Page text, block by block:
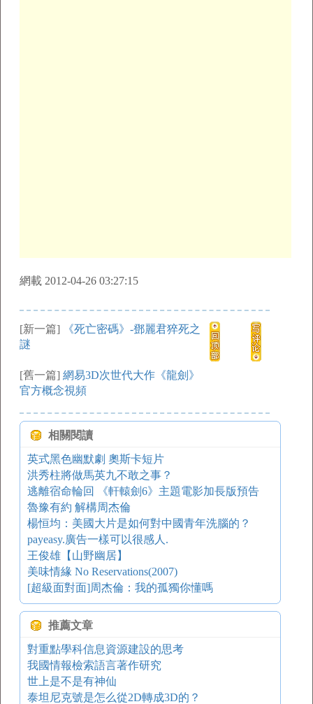
網載 2012-04-26 03:27:15
[新一篇]
《死亡密碼》-鄧麗君猝死之
謎
[舊一篇] 網易3D次世代大作《龍劍》
官方概念視頻
相關閱讀
英式黑色幽默劇 奧斯卡短片
洪秀柱將做馬英九不敢之事？
逃離宿命輪回 《軒轅劍6》主題電影加長版預告
魯豫有約 解構周杰倫
楊恒均：美國大片是如何對中國青年洗腦的？
payeasy.廣告一樣可以很感人.
王俊雄【山野幽居】
美味情緣 No Reservations(2007)
[超級面對面]周杰倫：我的孤獨你懂嗎
推薦文章
對重點學科信息資源建設的思考
我國情報檢索語言著作研究
世上是不是有神仙
泰坦尼克號是怎么從2D轉成3D的？